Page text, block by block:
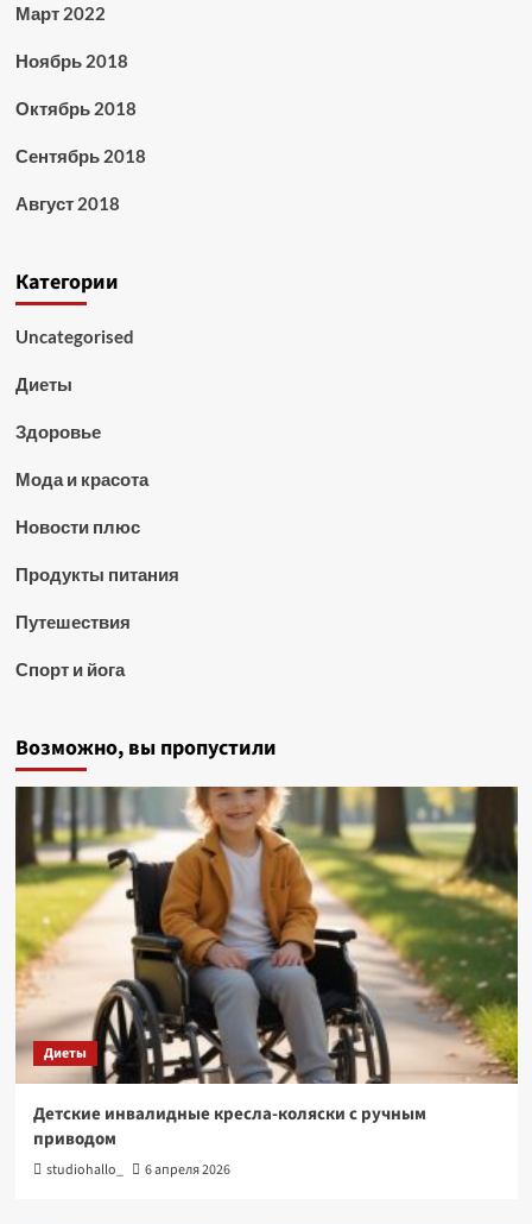
Март 2022
Ноябрь 2018
Октябрь 2018
Сентябрь 2018
Август 2018
Категории
Uncategorised
Диеты
Здоровье
Мода и красота
Новости плюс
Продукты питания
Путешествия
Спорт и йога
Возможно, вы пропустили
Диеты
Детские инвалидные кресла-коляски с ручным
приводом
studiohallo_ 6 апреля 2026